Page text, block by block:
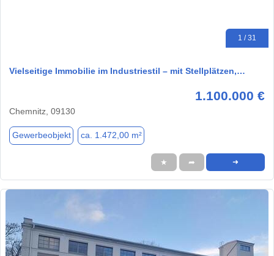
1 / 31
Vielseitige Immobilie im Industriestil – mit Stellplätzen,…
1.100.000 €
Chemnitz, 09130
Gewerbeobjekt ca. 1.472,00 m²
★ ➦ ➜